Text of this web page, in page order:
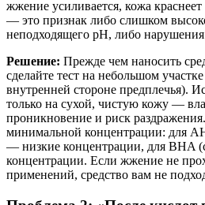
жжение усиливается, кожа краснеет
— это признак либо слишком
неподходящего pH, либо
Решение: Прежде чем наносить
сделайте тест на небольшом
внутренней стороне предплечья).
только на сухой, чистую кожу —
проникновение и риск
минимальной концентрации: для
— низкие концентрации, для BHA
концентрации. Если жжение не
применений, средство вам не